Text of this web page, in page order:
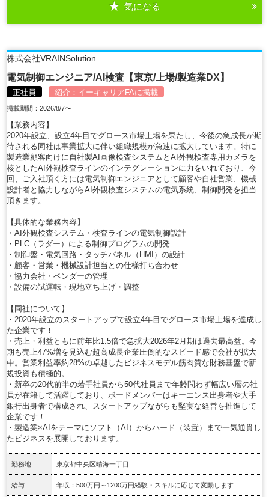
気になる
株式会社VRAINSolution
電気制御エンジニア/AI検査【東京/上場/製造業DX】
正社員 紹介： イーキャリアFAに掲載
掲載期間：2026/8/7〜
【業務内容】
2020年設立、設立4年目でグロース市場上場を果たし、今後の急成長が期
待される同社は事業拡大に伴い組織規模が急速に拡大しています。特に
製造業顧客向けに自社製AI画像検査システムとAI外観検査専用カメラを
核としたAI外観検査ラインのインテグレーションに力をいれており、今
回、ご入社頂く方には電気制御エンジニアとして顧客や自社営業、機械
設計者と協力しながらAI外観検査システムの電気系統、制御開発を担当
頂きます。
【具体的な業務内容】
・AI外観検査システム・検査ラインの電気制御設計
・PLC（ラダー）による制御プログラムの開発
・制御盤・電気回路・タッチパネル（HMI）の設計
・顧客・営業・機械設計担当との仕様打ち合わせ
・協力会社・ベンダーの管理
・設備の試運転・現地立ち上げ・調整
【同社について】
・2020年設立のスタートアップで設立4年目でグロース市場上場を達成し
た企業です！
・売上・利益ともに前年比1.5倍で急拡大2026年2月期は過去最高益。今
期も売上47%増を見込む超高成長企業圧倒的なスピード感で会社が拡大
中。営業利益率約28%の卓越したビジネスモデル筋肉質な財務基盤で新
規投資も積極的。
・新卒の20代前半の若手社員から50代社員まで年齢問わず幅広い層の社
員が在籍して活躍しており、ボードメンバーはキーエンス出身者や大手
銀行出身者で構成され、スタートアップながらも堅実な経営を推進して
企業です！
・製造業×AIをテーマにソフト（AI）からハード（装置）まで一気通貫し
たビジネスを展開しております。
勤務地 東京都中央区晴海一丁目
給与 年収：500万円～1200万円経験・スキルに応じて変動します